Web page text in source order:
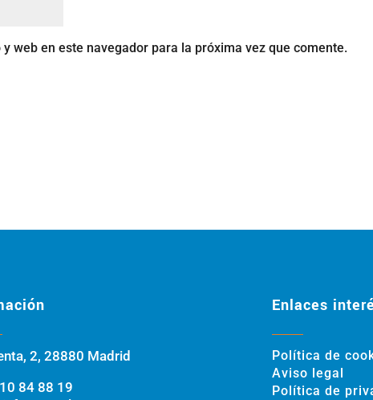
web en este navegador para la próxima vez que comente.
2, 28880 Madrid
84 88 19
Enlaces
Política de
Aviso legal
Política de